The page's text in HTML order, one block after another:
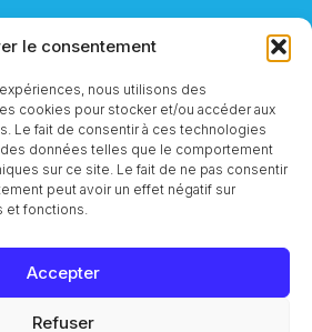
le consentement
nous utilisons des
cookies pour stocker et/ou accéder aux
Le fait de consentir à ces technologies
données telles que le comportement
sur ce site. Le fait de ne pas consentir
peut avoir un effet négatif sur
et fonctions.
Accepter
Refuser
actualité ?
S'inscrire